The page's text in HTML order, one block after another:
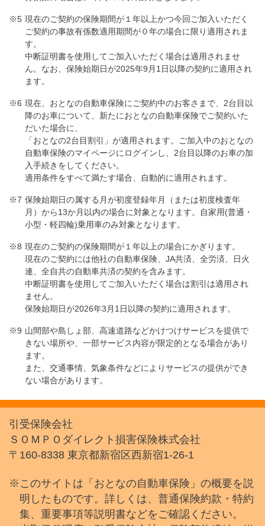
現在のご契約の保険期間が１年以上かつ今回ご加入いただく
ご契約の事故有係数適用期間が０年の場合に限り適用されま
す。
中断証明書を使用してご加入いただく場合は適用されませ
ん。なお、保険始期日が2025年9月1日以降の契約に適用され
ます。
現在、おとなの自動車保険にご契約中のお客さまで、2台目以
降のお車について、新たにおとなの自動車保険でご契約いた
だいた場合に、
「おとなの2台目割引」が適用されます。ご加入中のおとなの
自動車保険のマイページにログインし、2台目以降のお車の加
入手続きをしてください。
適用条件をすべて満たす場合、自動的に適用されます。
保険始期日の属する月が初度登録年月（または初度検査年
月）から13か月以内の場合に対象となります。自家用(普通・
小型・軽四輪)乗用車のみ対象となります。
現在のご契約の保険期間が１年以上の場合にかぎります。
現在のご契約には他社の自動車保険、JA共済、全労済、日火
連、全自共の自動車共済の契約を含みます。
中断証明書を使用してご加入いただく場合は割引は適用され
ません。
保険始期日が2026年3月1日以降の契約に適用されます。
山間部や島しょ部、高速道路などかけつけサービスを提供で
きない場所や、一部サービス内容が限定的となる場合があり
ます。
また、交通事情、気象条件などによりサービスの提供ができ
ない場合があります。
引受保険会社
ＳＯＭＰＯダイレクト損害保険株式会社
〒160-8338 東京都新宿区西新宿1-26-1
※このサイトは「おとなの自動車保険」の概要を説
明したものです。詳しくは、普通保険約款・特約
集、重要事項等説明書などをご確認ください。